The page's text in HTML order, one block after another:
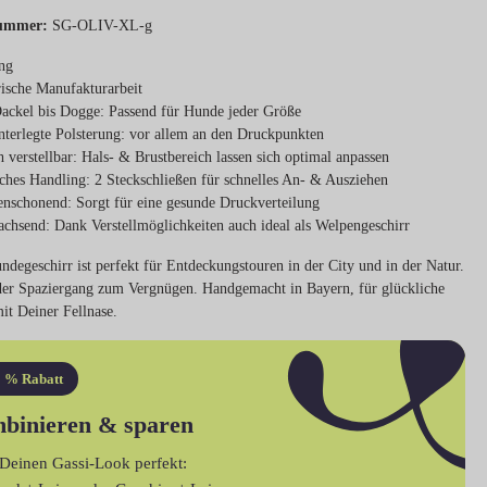
SG-OLIV-XL-g
Manufakturarbeit
bis Dogge: Passend für Hunde jeder Größe
Polsterung: vor allem an den Druckpunkten
verstellbar: Hals- & Brustbereich lassen sich optimal anpassen
Handling: 2 Steckschließen für schnelles An- & Ausziehen
: Sorgt für eine gesunde Druckverteilung
: Dank Verstellmöglichkeiten auch ideal als Welpengeschirr
ist perfekt für Entdeckungstouren in der City und in der Natur.
Spaziergang zum Vergnügen. Handgemacht in Bayern, für glückliche
Deiner Fellnase.
% Rabatt
& sparen
Gassi-Look perfekt: